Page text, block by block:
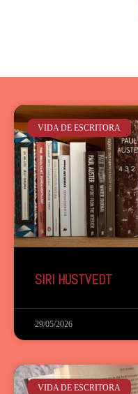
VIDA DE ESCRITORA
SIRI HUSTVEDT
29/05/2026
VIDA DE ESCRITORA